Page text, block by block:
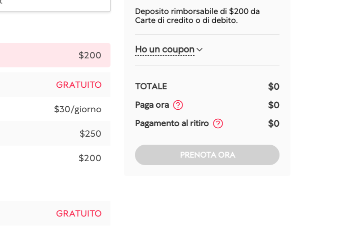
$200
GRATUITO
$30/giorno
$250
$200
GRATUITO
Deposito rimborsabile di $200da
Carte di credito o di debito.
Ho un coupon
TOTALE $0
Paga ora $0
Pagamento al ritiro $0
PRENOTA ORA